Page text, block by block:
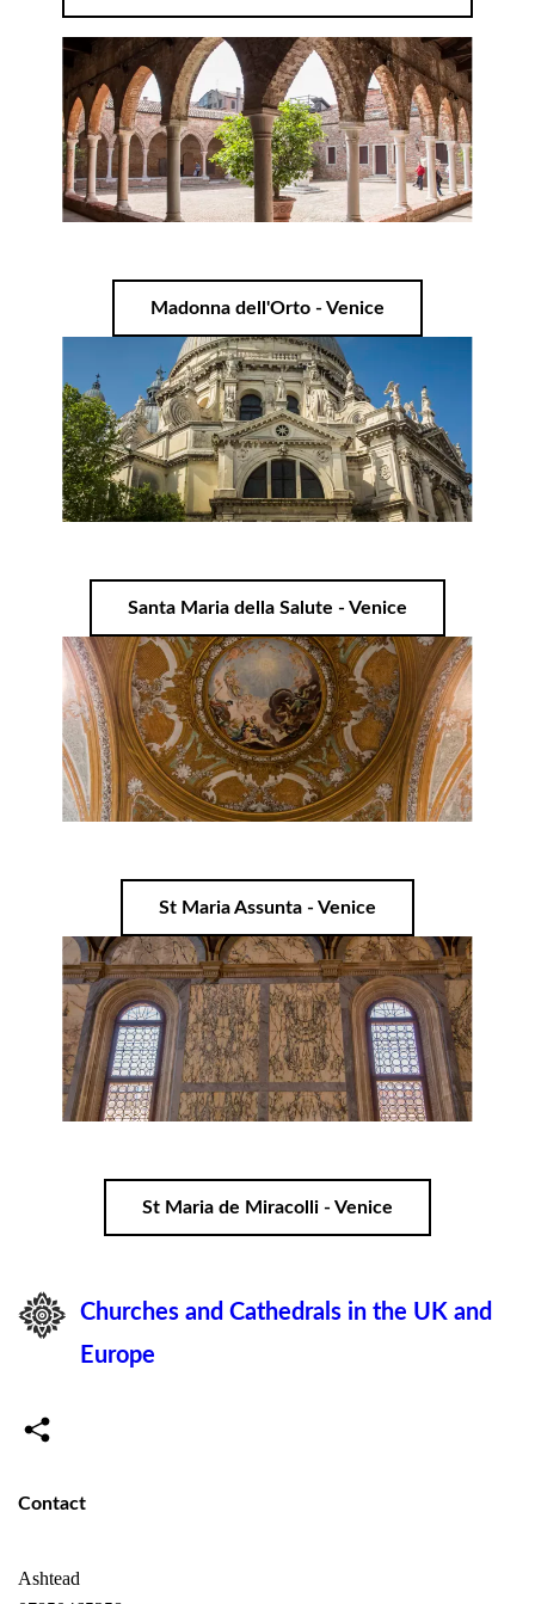
Madonna dell'Orto - Venice
Santa Maria della Salute - Venice
St Maria Assunta - Venice
St Maria de Miracolli - Venice
Churches and Cathedrals in the UK and
Europe
Ashtead
Contact